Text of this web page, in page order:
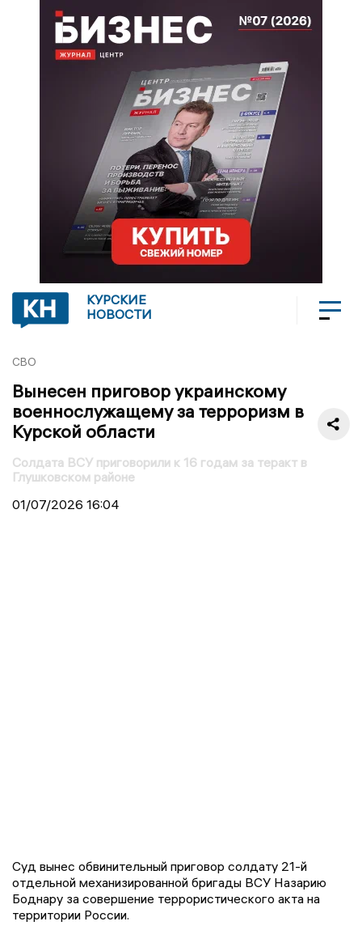
КУРСКИЕ
НОВОСТИ
СВО
Вынесен приговор украинскому
военнослужащему за терроризм в
Курской области
Солдата ВСУ приговорили к 16 годам за теракт в
Глушковском районе
01/07/2026 16:04
Суд вынес обвинительный приговор солдату 21-й
отдельной механизированной бригады ВСУ Назарию
Боднару за совершение террористического акта на
территории России.